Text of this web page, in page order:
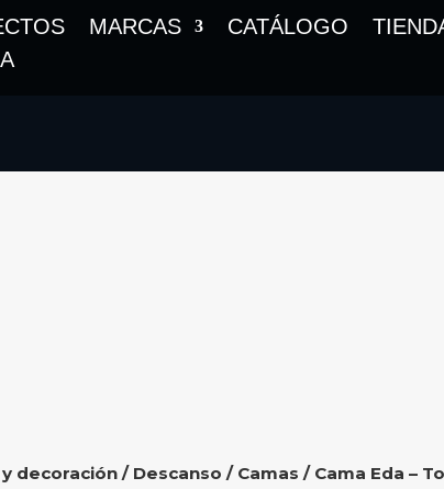
MARCAS CATÁLOGO
decoración/ Descanso / Camas / Cama Eda –